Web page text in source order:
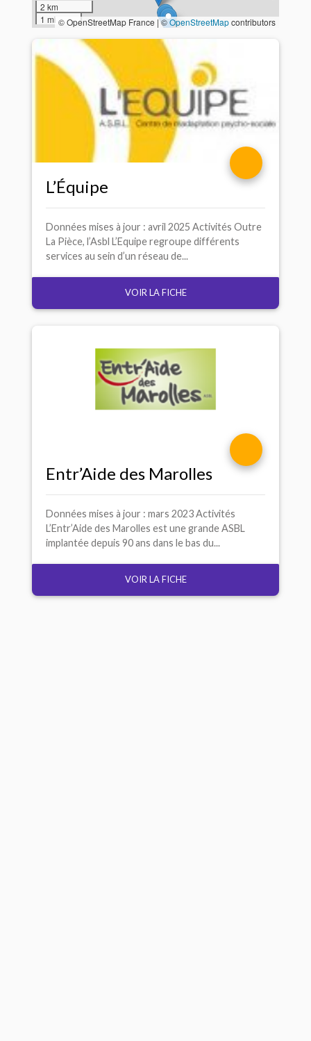
2 km
1 mi © OpenStreetMap France | ©OpenStreetMapcontributors
L’Équipe
Données mises à jour : avril 2025 Activités Outre
La Pièce, l’Asbl L’Equipe regroupe différents
services au sein d’un réseau de...
VOIR LA FICHE
Entr’Aide des Marolles
Données mises à jour : mars 2023 Activités
L’Entr’Aide des Marolles est une grande ASBL
implantée depuis 90 ans dans le bas du...
VOIR LA FICHE